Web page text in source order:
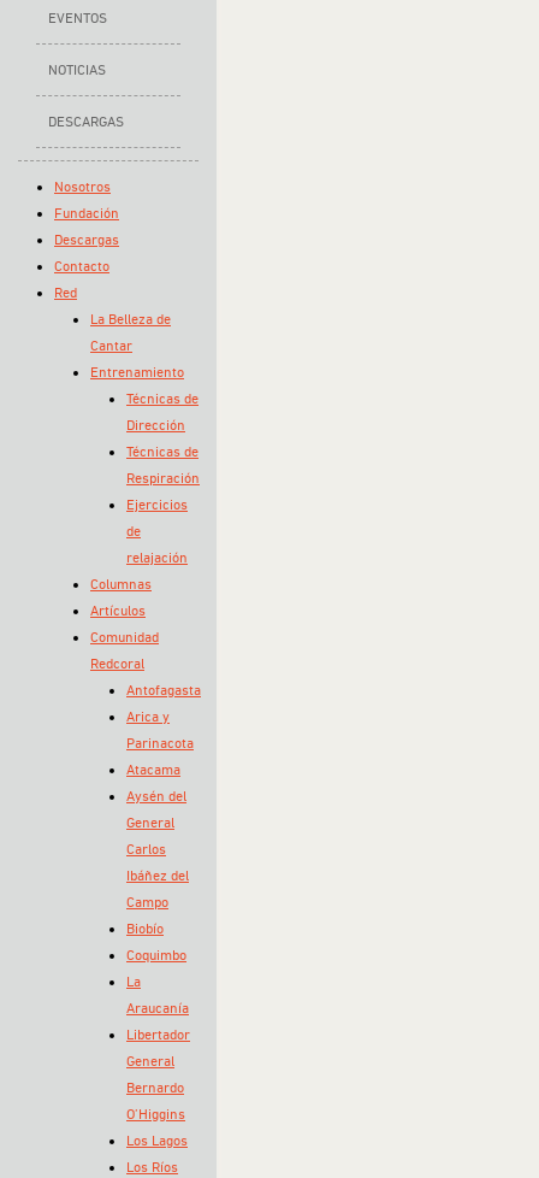
EVENTOS
NOTICIAS
DESCARGAS
Nosotros
Fundación
Descargas
Contacto
Red
La Belleza de
Cantar
Entrenamiento
Técnicas de
Dirección
Técnicas de
Respiración
Ejercicios
de
relajación
Columnas
Artículos
Comunidad
Redcoral
Antofagasta
Arica y
Parinacota
Atacama
Aysén del
General
Carlos
Ibáñez del
Campo
Biobío
Coquimbo
La
Araucanía
Libertador
General
Bernardo
O’Higgins
Los Lagos
Los Ríos